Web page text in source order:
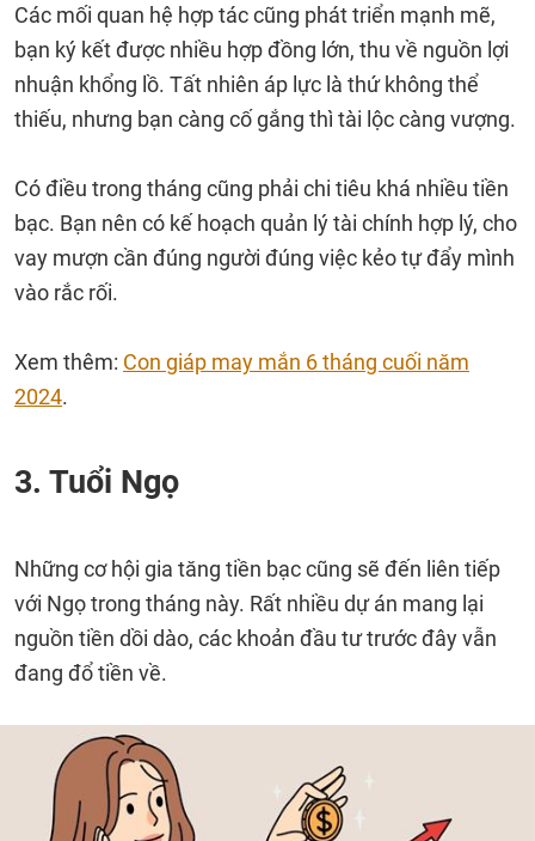
Các mối quan hệ hợp tác cũng phát triển mạnh mẽ,
bạn ký kết được nhiều hợp đồng lớn, thu về nguồn lợi
nhuận khổng lồ. Tất nhiên áp lực là thứ không thể
thiếu, nhưng bạn càng cố gắng thì tài lộc càng vượng.
Có điều trong tháng cũng phải chi tiêu khá nhiều tiền
bạc. Bạn nên có kế hoạch quản lý tài chính hợp lý, cho
vay mượn cần đúng người đúng việc kẻo tự đẩy mình
vào rắc rối.
Xem thêm: Con giáp may mắn 6 tháng cuối năm
2024.
3. Tuổi Ngọ
Những cơ hội gia tăng tiền bạc cũng sẽ đến liên tiếp
với Ngọ trong tháng này. Rất nhiều dự án mang lại
nguồn tiền dồi dào, các khoản đầu tư trước đây vẫn
đang đổ tiền về.